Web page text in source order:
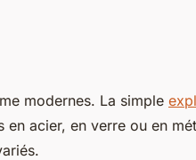
modernes. La simple
en acier, en verre ou en